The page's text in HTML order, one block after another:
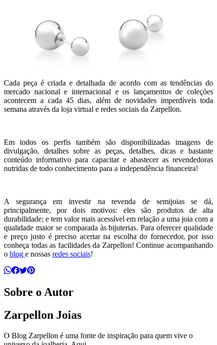
Cada peça é criada e detalhada de acordo com as tendências do
mercado nacional e internacional e os lançamentos de coleções
acontecem a cada 45 dias, além de novidades imperdíveis toda
semana através da loja virtual e redes sociais da Zarpellon.
Em todos os perfis também são disponibilizadas imagens de
divulgação, detalhes sobre as peças, detalhes, dicas e bastante
conteúdo informativo para capacitar e abastecer as revendedoras
nutridas de todo conhecimento para a independência financeira!
A segurança em investir na revenda de semijoias se dá,
principalmente, por dois motivos: eles são produtos de alta
durabilidade; e tem valor mais acessível em relação a uma joia com a
qualidade maior se comparada às bijuterias. Para oferecer qualidade
e preço justo é preciso acertar na escolha do fornecedor, por isso
conheça todas as facilidades da Zarpellon! Continue acompanhando
o blog e nossas redes sociais!
Sobre o Autor
Zarpellon Joias
O Blog Zarpellon é uma fonte de inspiração para quem vive o